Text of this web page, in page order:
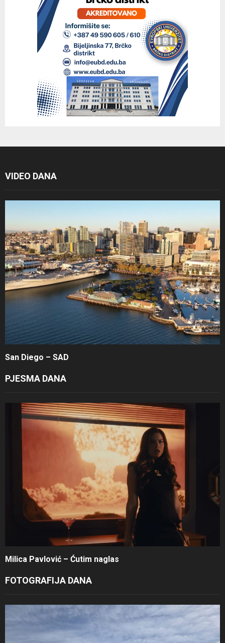
VIDEO DANA
San Diego – SAD
PJESMA DANA
Milica Pavlović – Ćutim naglas
FOTOGRAFIJA DANA